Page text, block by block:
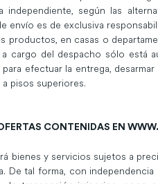
independiente, según las
envío es de exclusiva
productos, en casas o
cargo del despacho sólo está
efectuar la entrega,
pisos superiores.
CONTENIDAS EN
bienes y servicios sujetos a
De tal forma, con